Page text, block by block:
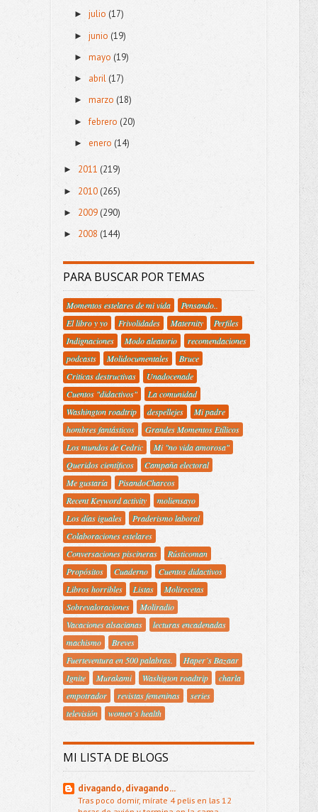
►julio(17)
►junio (19)
►mayo(19)
► abril(17)
►marzo (18)
►febrero (20)
►enero(14)
► 2011 (219)
► 2010(265)
► 2009 (290)
► 2008 (144)
PARA BUSCAR POR TEMAS
Momentos estelares de mi vida
Pensando..
El libro y yo
Frivolidades Maternity
Perfiles
Indignaciones
Modo aleatorio
recomendaciones
podcasts
Molidocumentales
Bruce
Criticas destructivas
Unadocenade
Cuentos "didactivos"
La comunidad
Washington roadtrip
despellejes
Mi padre
hombres fantásticos
Grandes Momentos Etílicos
Los mundos de Cedric
Mi "no vida amorosa"
Queridos científicos
Campaña electoral
Me gustaría
PisandoCharcos
Recent Keyword activity
moliensayo
Los días iguales
Praderismo laboral
Colaboraciones estelares
Conversaciones piscineras
Rústicoman
Propósitos
Cuaderno
Cuentos didactivos
Libros horribles
Listas
Molirecetas
Sobrevaloraciones
Moliradio
Vacaciones alsacianas
lecturas encadenadas
machismo
Breves
Fuerteventura en 500 palabras.
Haper´s Bazaar
Ignite
Murakami Washigton roadtrip
charla
empotrador
revistas femeninas
series
televisión
women´s health
MI LISTA DE BLOGS
divagando, divagando...
Tras poco domir, mírate 4 pelis en las 12